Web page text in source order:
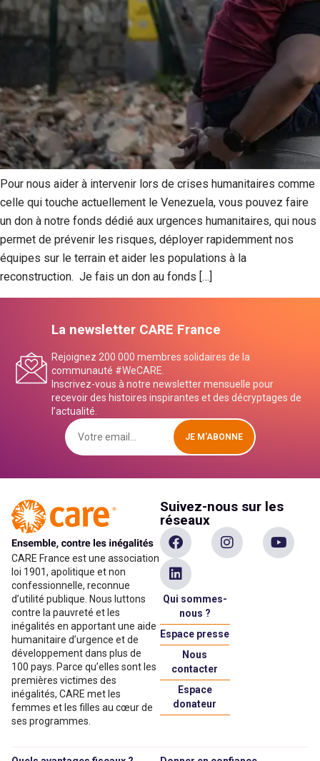
Pour nous aider à intervenir lors de crises humanitaires comme
celle qui touche actuellement le Venezuela, vous pouvez faire
un don à notre fonds dédié aux urgences humanitaires, qui nous
permet de prévenir les risques, déployer rapidemment nos
équipes sur le terrain et aider les populations à la
reconstruction. Je fais un don au fonds […]
La newsletter CARE France
Rejoignez 200 000 membres solidaires de la
communauté #WeCARE.
Inscrivez-vous à notre newsletter mensuelle pour
recevoir des histoires inspirantes et des décryptages de
l’actualité.
JE M'ABONNE
CARE France est une association
loi 1901, apolitique et non
confessionnelle, reconnue
d’utilité publique. Nous luttons
contre la pauvreté et les
inégalités en apportant une aide
humanitaire d’urgence et de
développement dans plus de
100 pays. Parce qu’elles sont les
premières victimes des
inégalités, CARE met les
femmes et les filles au cœur de
ses programmes.
Suivez-nous sur les
réseaux
Qui sommes-
nous ?
Espace presse
Nous
contacter
Espace
donateur